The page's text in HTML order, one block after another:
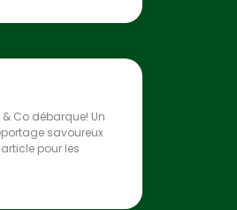
Co débarque! Un
savoureux
pour les